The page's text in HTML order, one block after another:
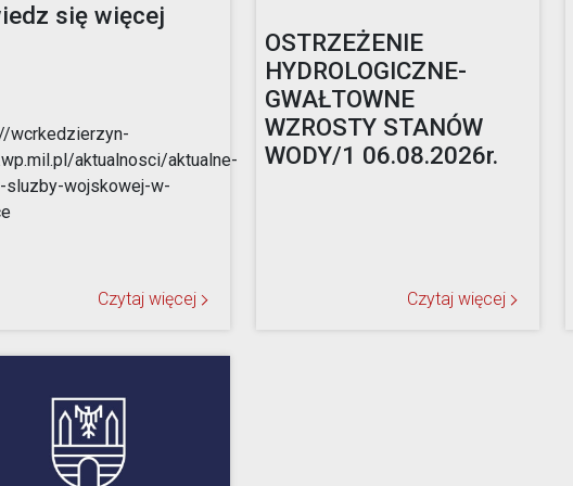
się więcej
wcrkedzierzyn-
aktualnosci/aktualne-
sluzby-wojskowej-w-
Czytaj więcej
OSTRZEŻENIE
HYDROLOGICZNE-
GWAŁTOWNE
WZROSTY STANÓW
WODY/1 06.08.2026r.
Czytaj więcej